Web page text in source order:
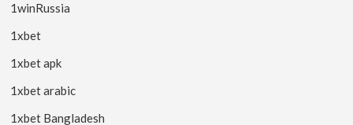
1winRussia
1xbet
1xbet apk
1xbet arabic
1xbet Bangladesh